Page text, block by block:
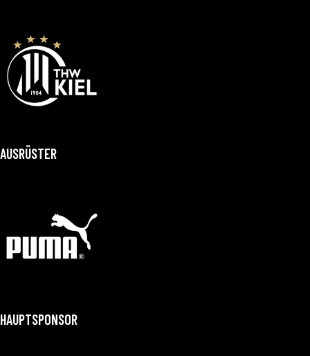
AUSRÜSTER
HAUPTSPONSOR